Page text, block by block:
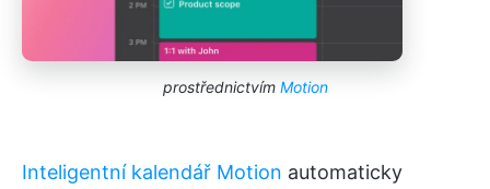
prostřednictvím Motion
Inteligentní kalendář Motion automaticky